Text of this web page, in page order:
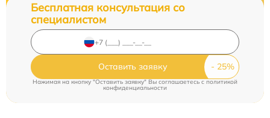
Бесплатная консультация со
специалистом
Оставить заявку
Нажимая на кнопку "Оставить заявку" Вы соглашаетесь cполитикой
конфиденциальности